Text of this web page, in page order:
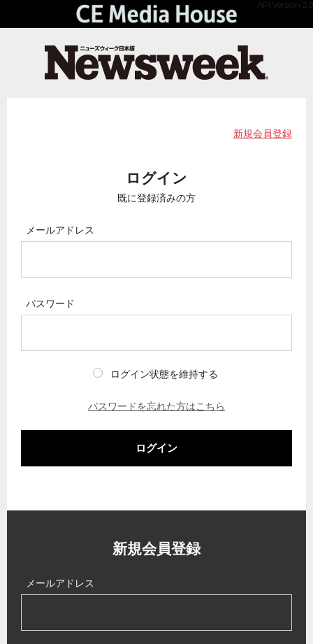
API Version 2.0
新規会員登録
ログイン
既に登録済みの方
メールアドレス
パスワード
ログイン状態を維持する
パスワードを忘れた方はこちら
ログイン
新規会員登録
メールアドレス